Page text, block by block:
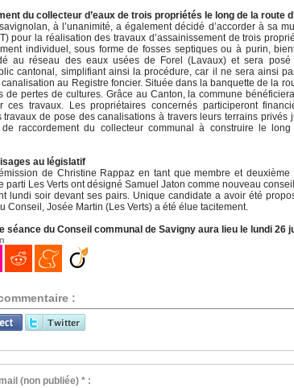
du collecteur d’eaux de trois propriétés le long de la route
à l’unanimité, a également décidé d’accorder à sa
pour la réalisation des travaux d’assainissement de trois
individuel, sous forme de fosses septiques ou à purin,
au réseau des eaux usées de Forel (Lavaux) et sera posé
cantonal, simplifiant ainsi la procédure, car il ne sera ainsi
au Registre foncier. Située dans la banquette de la
de pertes de cultures. Grâce au Canton, la commune
ces travaux. Les propriétaires concernés participeront
travaux de pose des canalisations à travers leurs terrains privés
de raccordement du collecteur communal à construire le
au législatif
de Christine Rappaz en tant que membre et deuxième
parti Les Verts ont désigné Samuel Jaton comme nouveau
lundi soir devant ses pairs. Unique candidate a avoir été
Conseil, Josée Martin (Les Verts) a été élue tacitement.
séance du Conseil communal de Savigny aura lieu le lundi 26
:
(non publiée) * :